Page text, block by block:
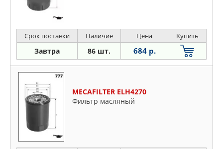
Срок поставки Наличие Цена Купить
Завтра 86 шт. 684 р.
MECAFILTER ELH4270
Фильтр масляный